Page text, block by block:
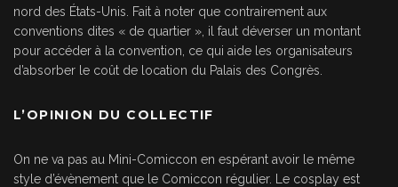
nord des États-Unis. Fait à noter que contrairement aux
conventions dites « de quartier », il faut déverser un montant
pour accéder à la convention, ce qui aide les organisateurs
d’absorber le coût de location du Palais des Congrès.
L’OPINION DU COLLECTIF
On ne va pas au Mini-Comiccon en espérant avoir le même
style d’évènement que le Comiccon régulier. Le cosplay est